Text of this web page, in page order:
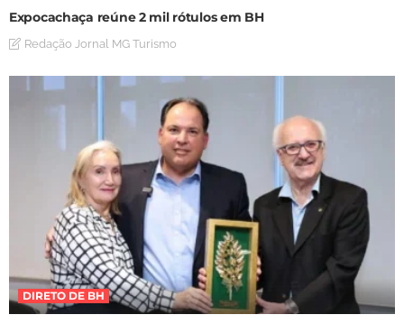
Expocachaça reúne 2 mil rótulos em BH
Redação Jornal MG Turismo
DIRETO DE BH